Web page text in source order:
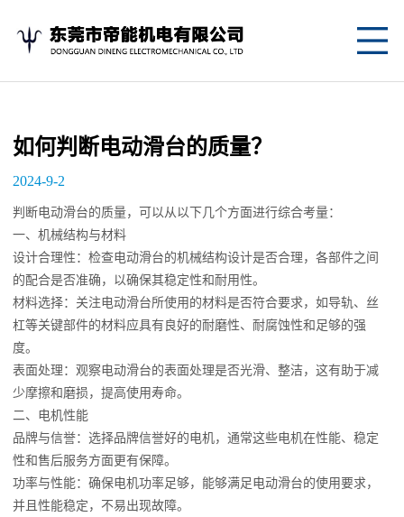
页
我
品
心
应
例
资
讯
系
我
们
如何判断电动滑台的质量？
2024-9-2
判断电动滑台的质量，可以从以下几个方面进行综合考量：
一、机械结构与材料
设计合理性：检查电动滑台的机械结构设计是否合理，各部件之间
的配合是否准确，以确保其稳定性和耐用性。
材料选择：关注电动滑台所使用的材料是否符合要求，如导轨、丝
杠等关键部件的材料应具有良好的耐磨性、耐腐蚀性和足够的强
度。
表面处理：观察电动滑台的表面处理是否光滑、整洁，这有助于减
少摩擦和磨损，提高使用寿命。
二、电机性能
品牌与信誉：选择品牌信誉好的电机，通常这些电机在性能、稳定
性和售后服务方面更有保障。
功率与性能：确保电机功率足够，能够满足电动滑台的使用要求，
并且性能稳定，不易出现故障。